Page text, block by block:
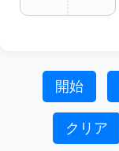
開始
クリア